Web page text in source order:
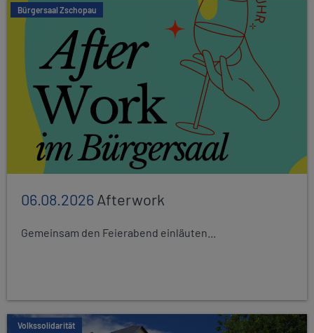
Bürgersaal Zschopau
06.08.2026Afterwork
Gemeinsam den Feierabend einläuten...
Volkssolidarität